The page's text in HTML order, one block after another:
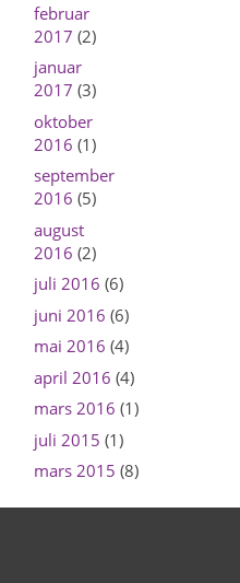
februar
2017 (2)
januar
2017 (3)
oktober
2016 (1)
september
2016 (5)
august
2016 (2)
juli 2016 (6)
juni 2016 (6)
mai 2016 (4)
april 2016 (4)
mars 2016 (1)
juli 2015 (1)
mars 2015 (8)